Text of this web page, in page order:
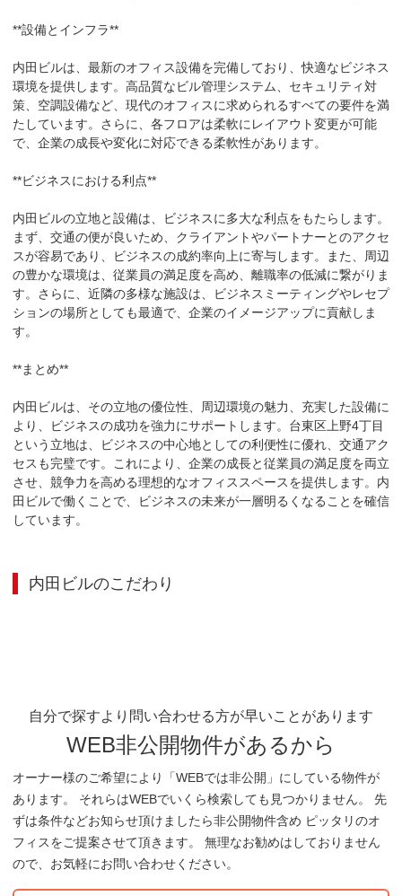
**設備とインフラ**
内田ビルは、最新のオフィス設備を完備しており、快適なビジネス
環境を提供します。高品質なビル管理システム、セキュリティ対
策、空調設備など、現代のオフィスに求められるすべての要件を満
たしています。さらに、各フロアは柔軟にレイアウト変更が可能
で、企業の成長や変化に対応できる柔軟性があります。
**ビジネスにおける利点**
内田ビルの立地と設備は、ビジネスに多大な利点をもたらします。
まず、交通の便が良いため、クライアントやパートナーとのアクセ
スが容易であり、ビジネスの成約率向上に寄与します。また、周辺
の豊かな環境は、従業員の満足度を高め、離職率の低減に繋がりま
す。さらに、近隣の多様な施設は、ビジネスミーティングやレセプ
ションの場所としても最適で、企業のイメージアップに貢献しま
す。
**まとめ**
内田ビルは、その立地の優位性、周辺環境の魅力、充実した設備に
より、ビジネスの成功を強力にサポートします。台東区上野4丁目
という立地は、ビジネスの中心地としての利便性に優れ、交通アク
セスも完璧です。これにより、企業の成長と従業員の満足度を両立
させ、競争力を高める理想的なオフィススペースを提供します。内
田ビルで働くことで、ビジネスの未来が一層明るくなることを確信
しています。
内田ビルのこだわり
自分で探すより問い合わせる方が早いことがあります
WEB非公開物件があるから
オーナー様のご希望により「WEBでは非公開」にしている物件が
あります。 それらはWEBでいくら検索しても見つかりません。 先
ずは条件などお知らせ頂けましたら非公開物件含め ピッタリのオ
フィスをご提案させて頂きます。 無理なお勧めはしておりません
ので、お気軽にお問い合わせください。